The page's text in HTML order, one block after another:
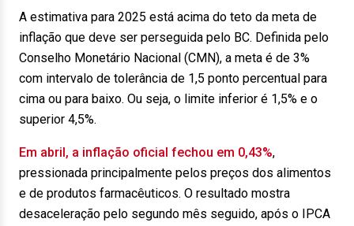
A estimativa para 2025 está acima do teto da meta de
inflação que deve ser perseguida pelo BC. Definida pelo
Conselho Monetário Nacional (CMN), a meta é de 3%
com intervalo de tolerância de 1,5 ponto percentual para
cima ou para baixo. Ou seja, o limite inferior é 1,5% e o
superior 4,5%.
Em abril, a inflação oficial fechou em 0,43%,
pressionada principalmente pelos preços dos alimentos
e de produtos farmacêuticos. O resultado mostra
desaceleração pelo segundo mês seguido, após o IPCA